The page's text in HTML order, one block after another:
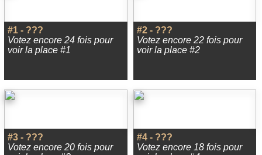
#1 - ???
Votez encore 24 fois pour
voir la place #1
#2 - ???
Votez encore 22 fois pour
voir la place #2
#3 - ???
Votez encore 20 fois pour
#4 - ???
Votez encore 18 fois pour